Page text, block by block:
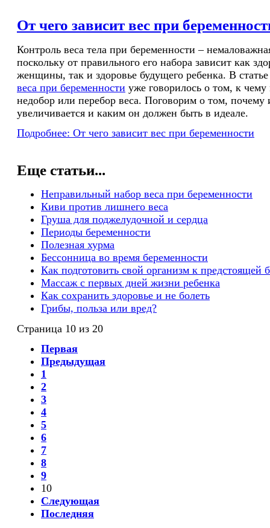
От чего зависит вес при
Контроль веса тела при беременности –
поскольку от правильного его набора зависит как
женщины, так и здоровье будущего ребенка. В
веса при беременности уже говорилось о том, к
недобор или перебор веса. Поговорим о том, почему
увеличивается и каким он должен быть в идеале.
Подробнее: От чего зависит вес при беременности
Еще статьи...
Неправильный набор веса при беременности
Киви против лишнего веса
Груша для поджелудочной и сердца
Периоды беременности
Полезная хурма
Бессонница во время беременности
Как подготовить свой организм к предстоящей
Массаж с первых дней жизни ребенка
Как сохранить здоровье и не болеть
Грибы, польза или вред?
Страница 10 из 20
Первая
Предыдущая
1
2
3
4
5
6
7
8
9
10
Следующая
Последняя